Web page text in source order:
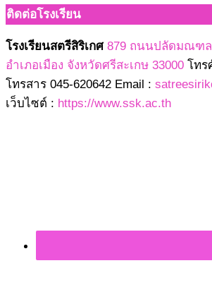
ติดต่อโรงเรียน
โรงเรียนสตรีสิริเกศ 879 ถนนปลัดมณฑล
อำเภอเมือง จังหวัดศรีสะเกษ 33000 โทร
โทรสาร 045-620642 Email :
เว็บไซต์ : https://www.ssk.ac.th